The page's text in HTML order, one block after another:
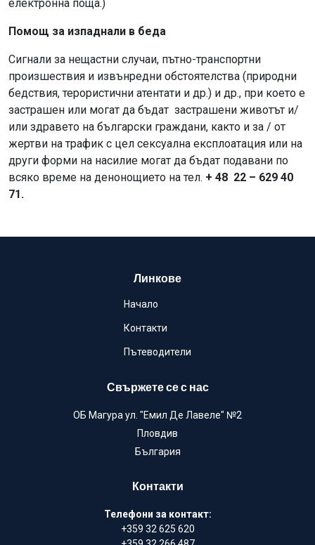
електронна поща.)
Помощ за изпаднали в беда
Сигнали за нещастни случаи, пътно-транспортни
произшествия и извънредни обстоятелства (природни
бедствия, терористични атентати и др.) и др., при което е
застрашен или могат да бъдат застрашени животът и/
или здравето на български граждани, както и за / от
жертви на трафик с цел сексуална експлоатация или на
други форми на насилие могат да бъдат подавани по
всяко време на денонощието на тел. + 48 22 – 629 40
71.
Линкове
Начало
Контакти
Пътеводители
Свържете се с нас
ОБ Магура ул. "Емил Де Лавеле" №2
Пловдив
България
Контакти
Телефони за контакт:
+359 32 625 620